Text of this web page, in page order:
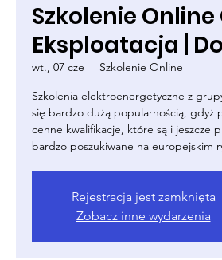
Szkolenie Online
Eksploatacja |
wt., 07 cze
  |
Szkolenie Online
Szkolenia elektroenergetyczne z
się bardzo dużą popularnością, gdyż
cenne kwalifikacje, które są i jeszcze
bardzo poszukiwane na europejskim
Rejestracja jest zamknięta
Zobacz inne wydarzenia